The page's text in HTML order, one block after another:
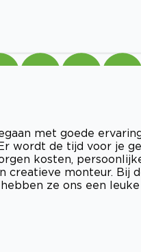
met goede
wordt de tijd voor je
kosten,
creatieve monteur. Bij
ze ons een